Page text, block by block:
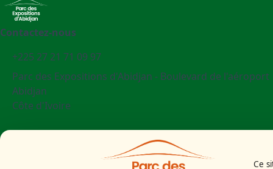
Contactez-nous
+225 27 21 71 09 97
Parc des Expositions d'Abidjan - Boulevard de l'aéroport
Abidjan
Côte d'Ivoire
Ce